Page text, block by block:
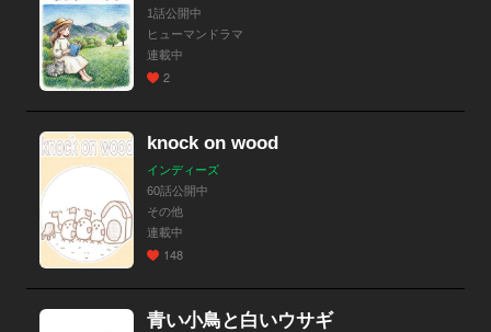
1話公開中
ヒューマンドラマ
連載中
2
knock on wood
インディーズ
60話公開中
その他
連載中
148
青い小鳥と白いウサギ